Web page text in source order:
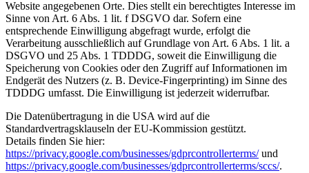
Website angegebenen Orte. Dies stellt ein berechtigtes Interesse im
Sinne von Art. 6 Abs. 1 lit. f DSGVO dar. Sofern eine
entsprechende Einwilligung abgefragt wurde, erfolgt die
Verarbeitung ausschließlich auf Grundlage von Art. 6 Abs. 1 lit. a
DSGVO und 25 Abs. 1 TDDDG, soweit die Einwilligung die
Speicherung von Cookies oder den Zugriff auf Informationen im
Endgerät des Nutzers (z. B. Device-Fingerprinting) im Sinne des
TDDDG umfasst. Die Einwilligung ist jederzeit widerrufbar.
Die Datenübertragung in die USA wird auf die
Standardvertragsklauseln der EU-Kommission gestützt.
Details finden Sie hier:
https://privacy.google.com/businesses/gdprcontrollerterms/und
https://privacy.google.com/businesses/gdprcontrollerterms/sccs/.